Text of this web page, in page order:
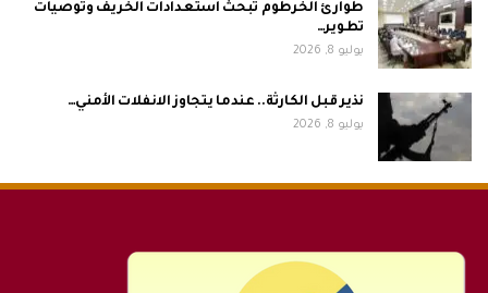
طوارئ الخرطوم تبحث استعدادات الخريف وتوصيات
تطوير…
يوليو 8, 2026
نذير قبل الكارثة.. عندما يتجاوز الانفلات الأمني…
يوليو 8, 2026